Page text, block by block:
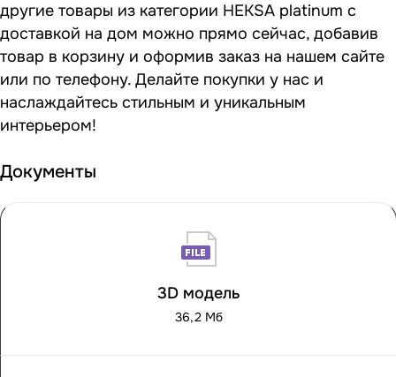
другие товары из категории HEKSA platinum с
доставкой на дом можно прямо сейчас, добавив
товар в корзину и оформив заказ на нашем сайте
или по телефону. Делайте покупки у нас и
наслаждайтесь стильным и уникальным
интерьером!
Документы
3D модель
36,2 Мб